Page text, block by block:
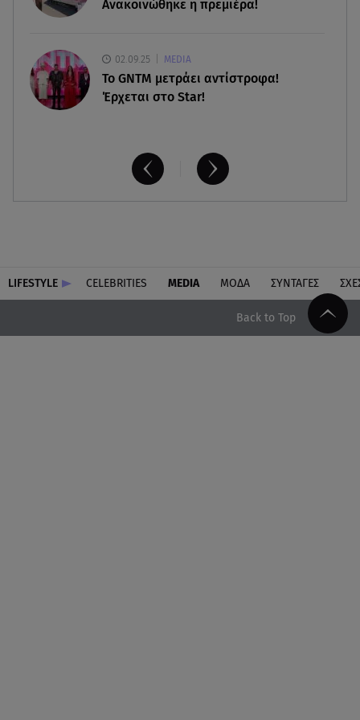
Ανακοινώθηκε η πρεμιέρα!
02.09.25 MEDIA
Το GNTM μετράει αντίστροφα!
Έρχεται στο Star!
LIFESTYLE CELEBRITIES MEDIA ΜΟΔΑ ΣΥΝΤΑΓΕΣ
Back to Top